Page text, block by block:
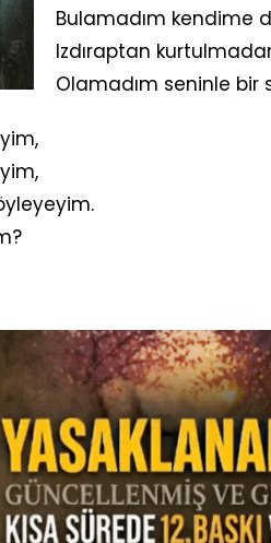
Bulamadım kendime
Izdıraptan
Olamadım seninle bir